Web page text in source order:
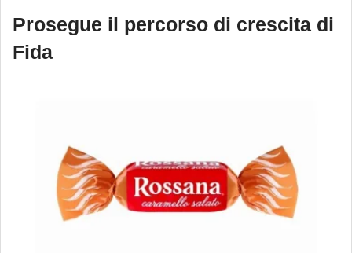
Prosegue il percorso di crescita di
Fida